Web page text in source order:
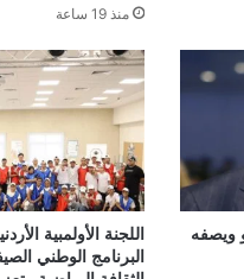
منذ 19 ساعة
ويصفه
اللجنة الأولمبية
البرنامج الوطني